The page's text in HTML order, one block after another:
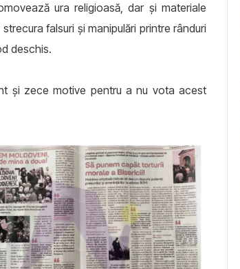
ura religioasă, dar și materiale
falsuri și manipulări printre rânduri
deschis.
și zece motive pentru a nu vota acest